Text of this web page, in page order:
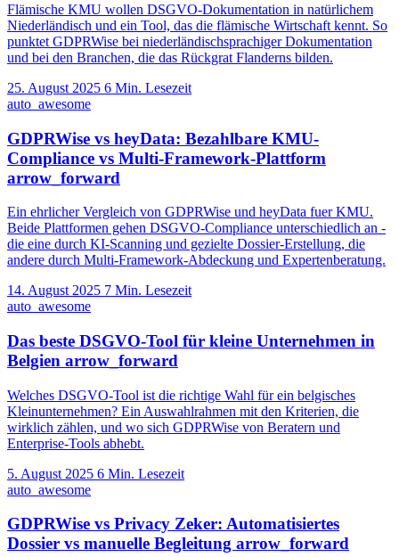
Flämische KMU wollen DSGVO-Dokumentation in natürlichem
Niederländisch und ein Tool, das die flämische Wirtschaft kennt. So
punktet GDPRWise bei niederländischsprachiger Dokumentation
und bei den Branchen, die das Rückgrat Flanderns bilden.
25. August 2025 6 Min. Lesezeit
auto_awesome
GDPRWise vs heyData: Bezahlbare KMU-
Compliance vs Multi-Framework-Plattform
arrow_forward
Ein ehrlicher Vergleich von GDPRWise und heyData fuer KMU.
Beide Plattformen gehen DSGVO-Compliance unterschiedlich an -
die eine durch KI-Scanning und gezielte Dossier-Erstellung, die
andere durch Multi-Framework-Abdeckung und Expertenberatung.
14. August 2025 7 Min. Lesezeit
auto_awesome
Das beste DSGVO-Tool für kleine Unternehmen in
Belgien arrow_forward
Welches DSGVO-Tool ist die richtige Wahl für ein belgisches
Kleinunternehmen? Ein Auswahlrahmen mit den Kriterien, die
wirklich zählen, und wo sich GDPRWise von Beratern und
Enterprise-Tools abhebt.
5. August 2025 6 Min. Lesezeit
auto_awesome
GDPRWise vs Privacy Zeker: Automatisiertes
Dossier vs manuelle Begleitung arrow_forward